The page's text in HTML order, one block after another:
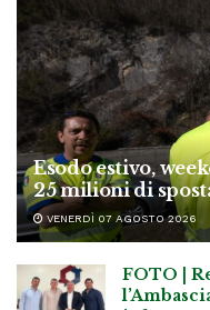
Esodo estivo,
25 milioni di
VENERDÌ 07 AGOSTO 2026
FOTO |